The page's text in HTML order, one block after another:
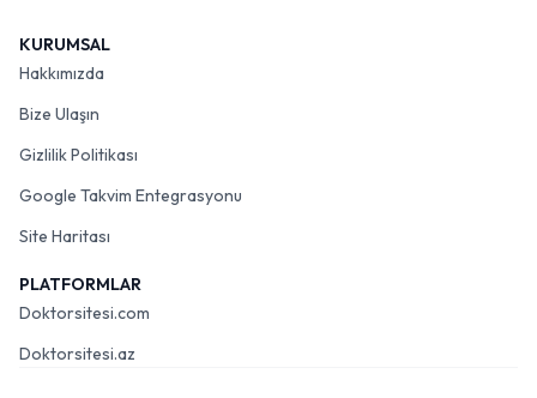
KURUMSAL
Hakkımızda
Bize Ulaşın
Gizlilik Politikası
Google Takvim Entegrasyonu
Site Haritası
PLATFORMLAR
Doktorsitesi.com
Doktorsitesi.az